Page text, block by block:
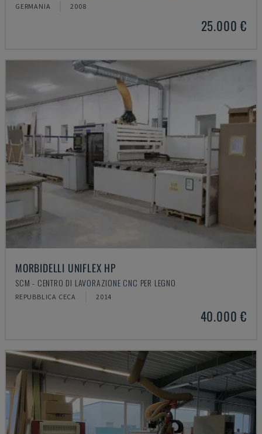
GERMANIA 2008
25.000 €
MORBIDELLI UNIFLEX HP
SCM - CENTRO DI LAVORAZIONE CNC PER LEGNO
REPUBBLICA CECA 2014
40.000 €